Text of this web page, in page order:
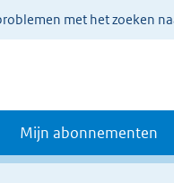
met het zoeken
Mijn abonnementen